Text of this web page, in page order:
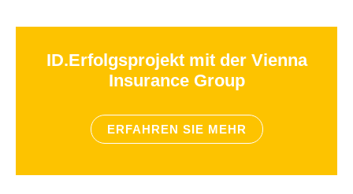
ID.Erfolgsprojekt mit der Vienna
Insurance Group
ERFAHREN SIE MEHR